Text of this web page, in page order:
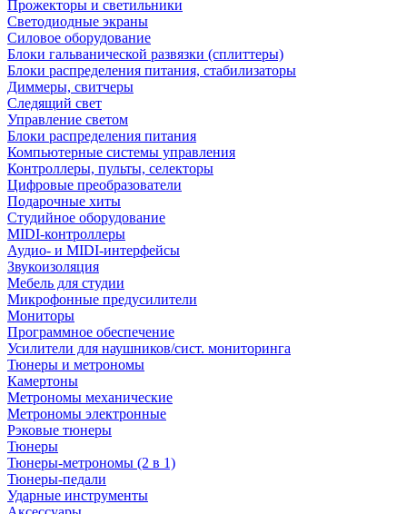
Прожекторы и светильники
Светодиодные экраны
Силовое оборудование
Блоки гальванической развязки (сплиттеры)
Блоки распределения питания, стабилизаторы
Диммеры, свитчеры
Следящий свет
Управление светом
Блоки распределения питания
Компьютерные системы управления
Контроллеры, пульты, селекторы
Цифровые преобразователи
Подарочные хиты
Студийное оборудование
MIDI-контроллеры
Аудио- и MIDI-интерфейсы
Звукоизоляция
Мебель для студии
Микрофонные предусилители
Мониторы
Программное обеспечение
Усилители для наушников/сист. мониторинга
Тюнеры и метрономы
Камертоны
Метрономы механические
Метрономы электронные
Рэковые тюнеры
Тюнеры
Тюнеры-метрономы (2 в 1)
Тюнеры-педали
Ударные инструменты